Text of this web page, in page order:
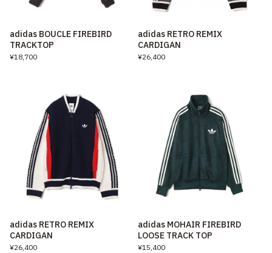
adidas BOUCLE FIREBIRD
TRACKTOP
¥18,700
adidas RETRO REMIX
CARDIGAN
¥26,400
adidas RETRO REMIX
CARDIGAN
¥26,400
adidas MOHAIR FIREBIRD
LOOSE TRACK TOP
¥15,400